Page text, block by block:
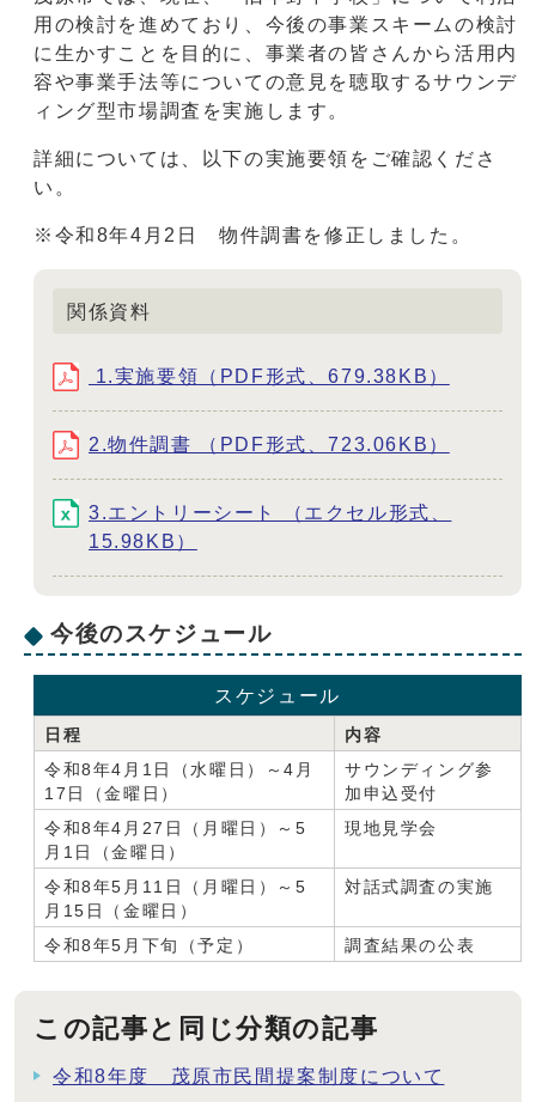
用の検討を進めており、今後の事業スキームの検討
に生かすことを目的に、事業者の皆さんから活用内
容や事業手法等についての意見を聴取するサウンデ
ィング型市場調査を実施します。
詳細については、以下の実施要領をご確認くださ
い。
※令和8年4月2日 物件調書を修正しました。
関係資料
1.実施要領（PDF形式、679.38KB）
2.物件調書 （PDF形式、723.06KB）
3.エントリーシート （エクセル形式、
15.98KB）
今後のスケジュール
スケジュール
日程
内容
令和8年4月1日（水曜日）～4月
17日（金曜日）
サウンディング参
加申込受付
令和8年4月27日（月曜日）～5
月1日（金曜日）
現地見学会
令和8年5月11日（月曜日）～5
月15日（金曜日）
対話式調査の実施
令和8年5月下旬（予定） 調査結果の公表
この記事と同じ分類の記事
令和8年度 茂原市民間提案制度について